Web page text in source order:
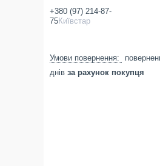
+380 (97) 214-87-
75Київстар
днів за рахунок покупця